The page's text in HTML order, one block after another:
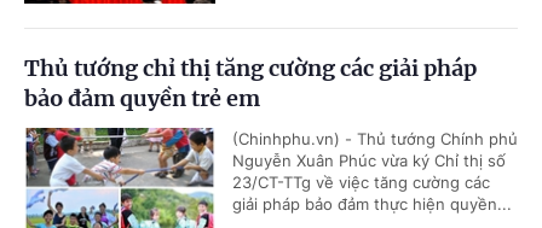
Thủ tướng chỉ thị tăng cường các giải pháp
bảo đảm quyền trẻ em
(Chinhphu.vn) - Thủ tướng Chính phủ
Nguyễn Xuân Phúc vừa ký Chỉ thị số
23/CT-TTg về việc tăng cường các
giải pháp bảo đảm thực hiện quyền...